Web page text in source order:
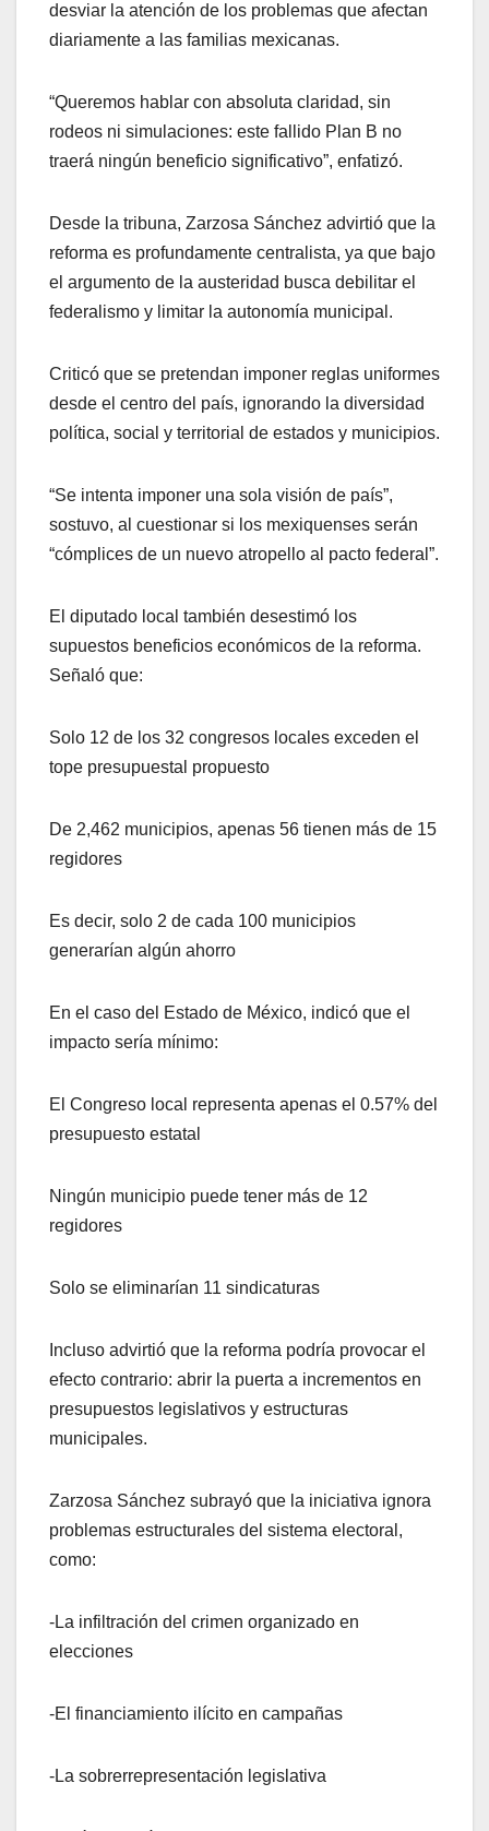
desviar la atención de los problemas que afectan
diariamente a las familias mexicanas.
“Queremos hablar con absoluta claridad, sin
rodeos ni simulaciones: este fallido Plan B no
traerá ningún beneficio significativo”, enfatizó.
Desde la tribuna, Zarzosa Sánchez advirtió que la
reforma es profundamente centralista, ya que bajo
el argumento de la austeridad busca debilitar el
federalismo y limitar la autonomía municipal.
Criticó que se pretendan imponer reglas uniformes
desde el centro del país, ignorando la diversidad
política, social y territorial de estados y municipios.
“Se intenta imponer una sola visión de país”,
sostuvo, al cuestionar si los mexiquenses serán
“cómplices de un nuevo atropello al pacto federal”.
El diputado local también desestimó los
supuestos beneficios económicos de la reforma.
Señaló que:
Solo 12 de los 32 congresos locales exceden el
tope presupuestal propuesto
De 2,462 municipios, apenas 56 tienen más de 15
regidores
Es decir, solo 2 de cada 100 municipios
generarían algún ahorro
En el caso del Estado de México, indicó que el
impacto sería mínimo:
El Congreso local representa apenas el 0.57% del
presupuesto estatal
Ningún municipio puede tener más de 12
regidores
Solo se eliminarían 11 sindicaturas
Incluso advirtió que la reforma podría provocar el
efecto contrario: abrir la puerta a incrementos en
presupuestos legislativos y estructuras
municipales.
Zarzosa Sánchez subrayó que la iniciativa ignora
problemas estructurales del sistema electoral,
como:
-La infiltración del crimen organizado en
elecciones
-El financiamiento ilícito en campañas
-La sobrerrepresentación legislativa